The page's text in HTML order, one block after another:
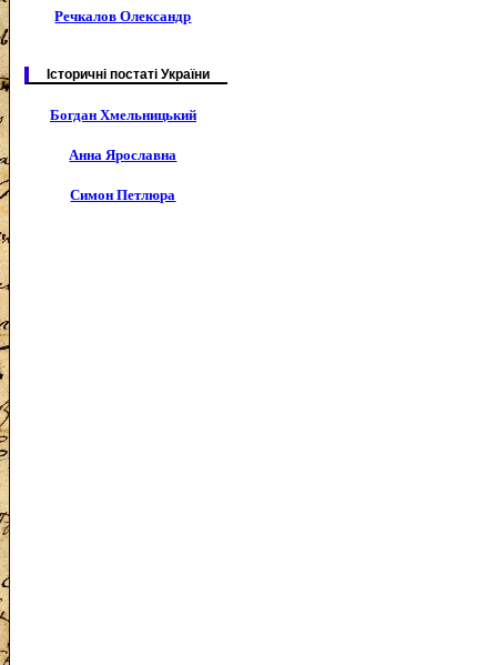
Речкалов Олександр
Історичні постаті України
Богдан Хмельницький
Анна Ярославна
Симон Петлюра